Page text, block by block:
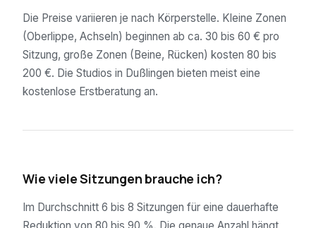
Die Preise variieren je nach Körperstelle. Kleine Zonen
(Oberlippe, Achseln) beginnen ab ca. 30 bis 60 € pro
Sitzung, große Zonen (Beine, Rücken) kosten 80 bis
200 €. Die Studios in Dußlingen bieten meist eine
kostenlose Erstberatung an.
Wie viele Sitzungen brauche ich?
Im Durchschnitt 6 bis 8 Sitzungen für eine dauerhafte
Reduktion von 80 bis 90 %. Die genaue Anzahl hängt